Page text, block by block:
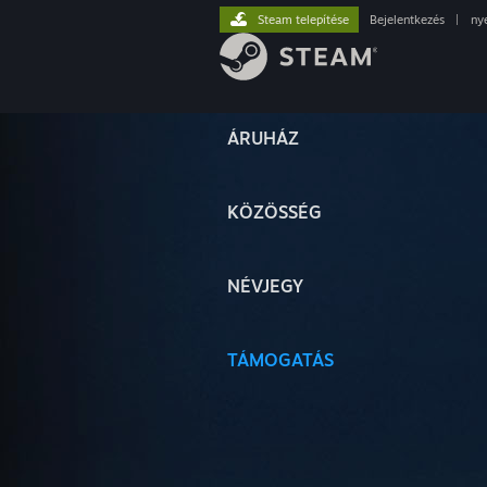
ÁRUHÁZ
KÖZÖSSÉG
NÉVJEGY
TÁMOGATÁS
Steam telepítése Bejelentkezés